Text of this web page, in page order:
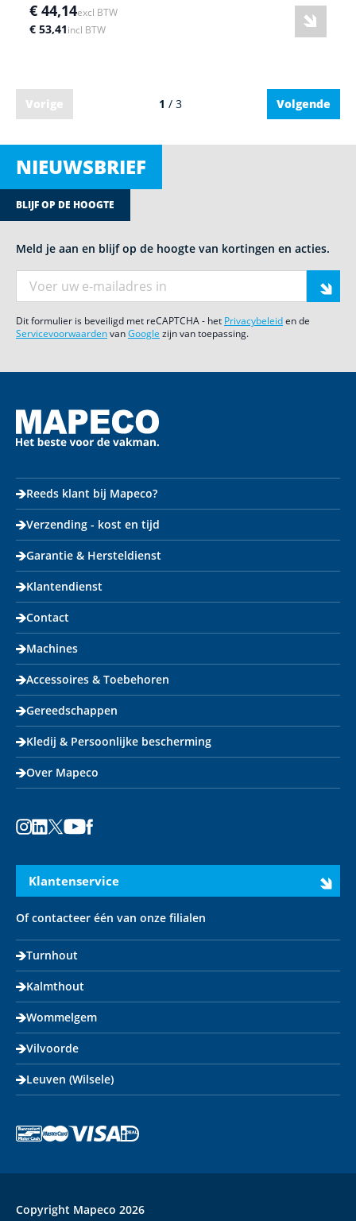
€ 44,14excl BTW
€ 53,41incl BTW
Vorige 1 / 3 Volgende
NIEUWSBRIEF
BLIJF OP DE HOOGTE
Meld je aan en blijf op de hoogte van kortingen en acties.
Dit formulier is beveiligd met reCAPTCHA - het Privacybeleiden de
ServicevoorwaardenvanGoogle zijn van toepassing.
Reeds klant bij Mapeco?
Verzending - kost en tijd
Garantie & Hersteldienst
Klantendienst
Contact
Machines
Accessoires & Toebehoren
Gereedschappen
Kledij & Persoonlijke bescherming
Over Mapeco
Klantenservice
Of contacteer één van onze filialen
Turnhout
Kalmthout
Wommelgem
Vilvoorde
Leuven (Wilsele)
Copyright Mapeco 2026